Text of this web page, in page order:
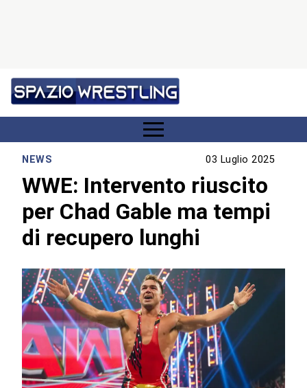
NEWS 03 Luglio 2025
WWE: Intervento riuscito
per Chad Gable ma tempi
di recupero lunghi